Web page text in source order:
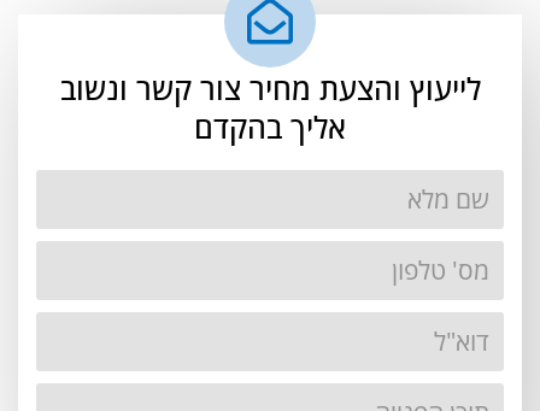
לייעוץ והצעת מחיר צור קשר ונשוב
אליך בהקדם